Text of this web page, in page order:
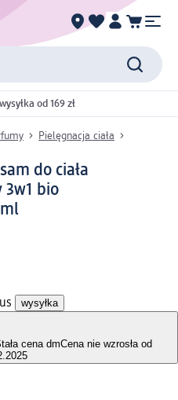
od 169 zł
Pielęgnacja ciała
do ciała
3w1 bio
wysyłka
cena dmCena nie wzrosła od